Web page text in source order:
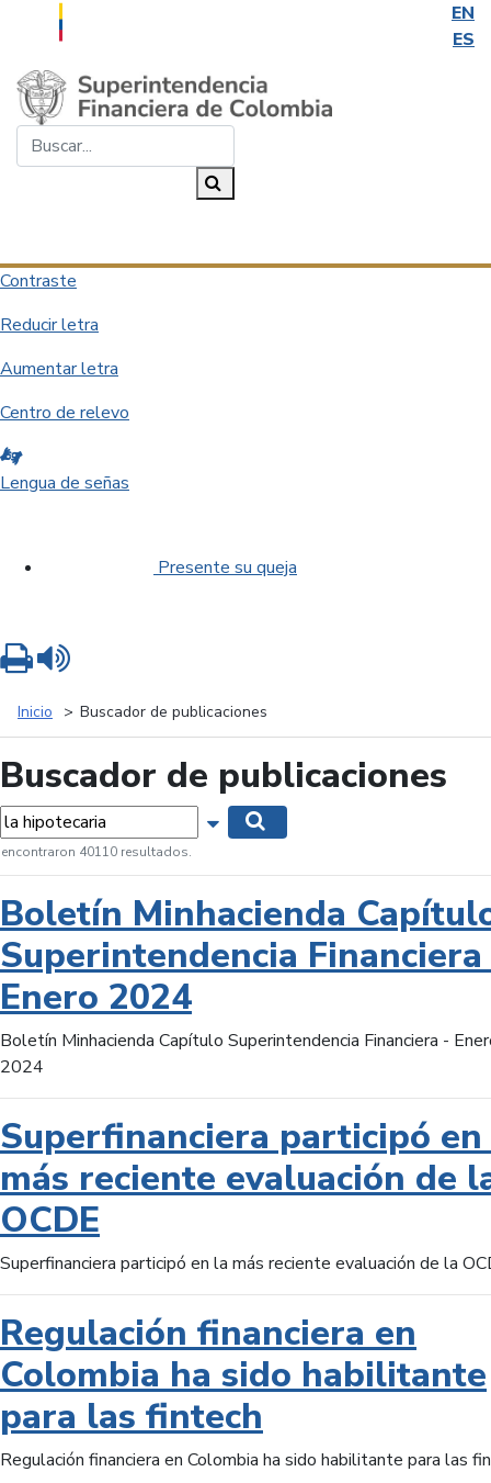
EN
ES
Saltar al contenido principal
Contraste
Reducir letra
Aumentar letra
Centro de relevo
Lengua de señas
Presente su queja
Inicio Buscador de publicaciones
Buscador de publicaciones
Mostrar opciones de búsqueda
encontraron 40110 resultados.
Boletín Minhacienda
Superintendencia
Enero 2024
Boletín Minhacienda Capítulo Superintendencia Financiera -
2024
Superfinanciera participó
más reciente evaluación de
OCDE
Superfinanciera participó en la más reciente evaluación de la
Regulación financiera en
Colombia ha sido habilitante
para las fintech
Regulación financiera en Colombia ha sido habilitante para las
Imprimir